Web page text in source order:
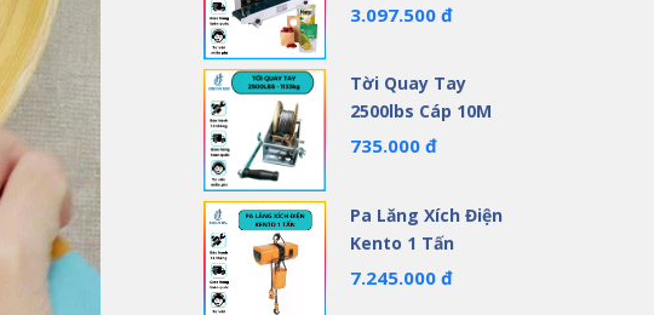
3.097.500 đ
Tời Quay Tay
2500lbs Cáp 10M
735.000 đ
Pa Lăng Xích Điện
Kento 1 Tấn
7.245.000 đ